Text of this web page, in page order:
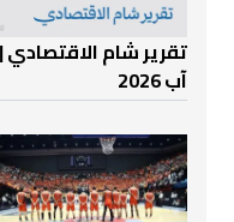
آب 2026